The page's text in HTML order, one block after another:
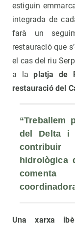
estiguin
integrada de
farà un
restauració que
el cas del riu
a laplatja de
restauració del
“Treballem
del Delta i
hidrològica
Una xarxa